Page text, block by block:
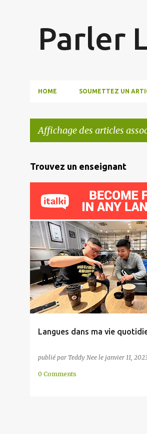
Parler
HOME SOUMETTEZ UN
Affichage des articles
A
r
c
e
s
Trouvez un enseignant
Langues dans ma vie
publié par Teddy Nee le janvier 11,
ANGLAIS CHAVACANO CHINOIS
0 Comments